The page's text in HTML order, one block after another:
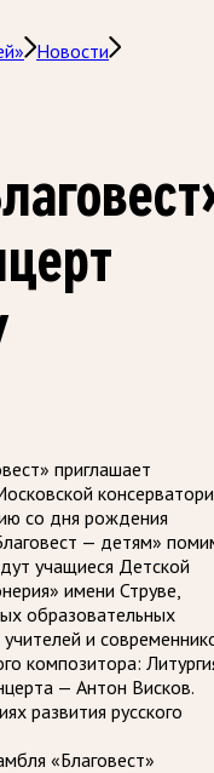
Новости
приглашает
со дня рождения
— детям»
учащиеся Детской
имени Струве,
образовательных
и
композитора:
— Антон Висков.
развития русского
«Благовест»